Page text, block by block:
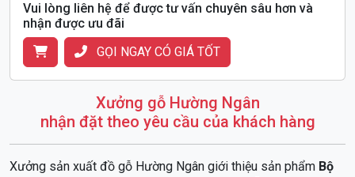
Vui lòng liên hệ để được tư vấn chuyên sâu hơn và
nhận được ưu đãi
GỌI NGAY CÓ GIÁ TỐT
Xưởng gỗ Hường Ngân
nhận đặt theo yêu cầu của khách hàng
Xưởng sản xuất đồ gỗ Hường Ngân giới thiệu sản phẩm Bộ